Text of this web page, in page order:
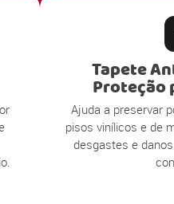
Tapete
Proteção
Ajuda a preservar
pisos vinílicos e de
desgastes e